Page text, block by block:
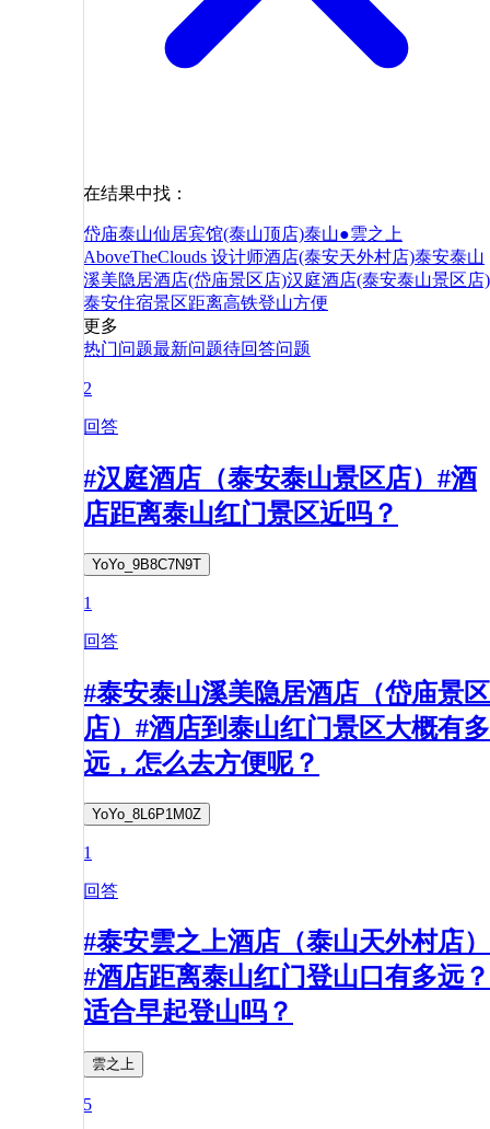
在结果中找：
岱庙泰山仙居宾馆(泰山顶店)泰山●雲之上
AboveTheClouds 设计师酒店(泰安天外村店)泰安泰山
溪美隐居酒店(岱庙景区店)汉庭酒店(泰安泰山景区店)
泰安住宿景区距离高铁登山方便
更多
热门问题最新问题待回答问题
2
回答
#汉庭酒店（泰安泰山景区店）#酒
店距离泰山红门景区近吗？
YoYo_9B8C7N9T
1
回答
#泰安泰山溪美隐居酒店（岱庙景区
店）#酒店到泰山红门景区大概有多
远，怎么去方便呢？
YoYo_8L6P1M0Z
1
回答
#泰安雲之上酒店（泰山天外村店）
#酒店距离泰山红门登山口有多远？
适合早起登山吗？
雲之上
5